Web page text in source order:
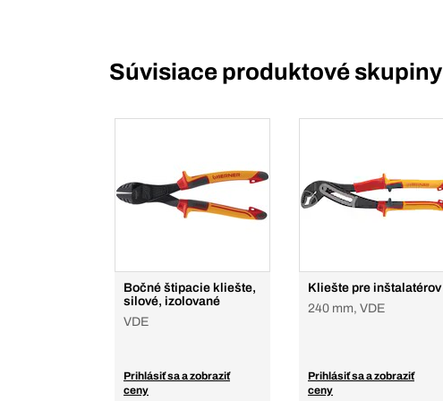
Súvisiace produktové skupiny
Bočné štipacie kliešte,
silové, izolované
VDE
Prihlásiť sa a zobraziť
ceny
Kliešte pre inštalatérov
240 mm, VDE
Prihlásiť sa a zobraziť
ceny